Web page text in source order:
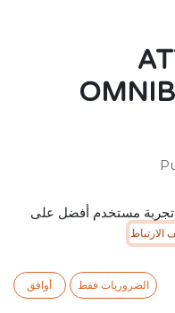
It's never been
you've been
check out the
تجربة مستخدم أفضل على
الارتباط
الضروريات فقط أوافق